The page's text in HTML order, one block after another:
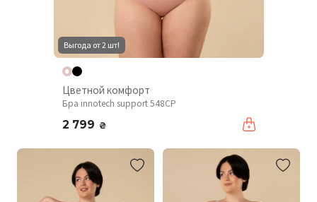
Выгода от 2 шт!
Цветной комфорт
Бра innotech support 548CP
2 799 ₴